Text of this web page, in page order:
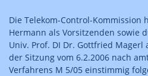
Die Telekom-Control-Kommission
Hermann als Vorsitzenden sowie
Univ. Prof. DI Dr. Gottfried
der Sitzung vom 6.2.2006 nach
Verfahrens M 5/05 einstimmig